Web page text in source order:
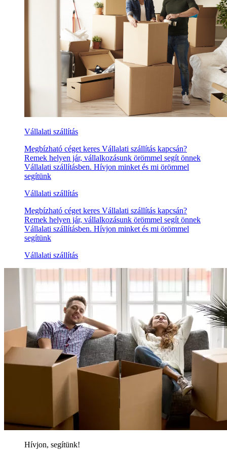
Vállalati szállítás
Megbízható céget keres Vállalati szállítás kapcsán?
Remek helyen jár, vállalkozásunk örömmel segít önnek
Vállalati szállításben. Hívjon minket és mi örömmel
segítünk
Vállalati szállítás
Megbízható céget keres Vállalati szállítás kapcsán?
Remek helyen jár, vállalkozásunk örömmel segít önnek
Vállalati szállításben. Hívjon minket és mi örömmel
segítünk
Vállalati szállítás
Hívjon, segítünk!